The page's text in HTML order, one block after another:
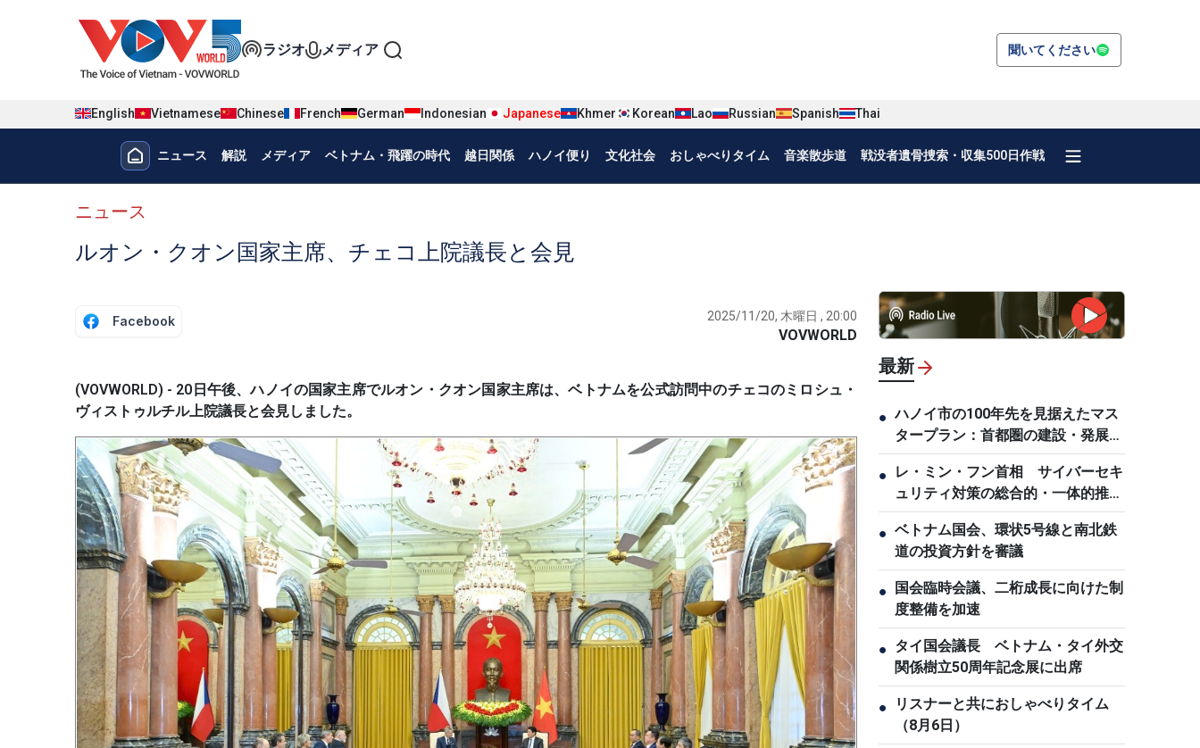
Đa phương tiện tiếng Nhật
ラジオ メディア 聞いてください
English Vietnamese Chinese French German Indonesian Japanese Khmer Korean Lao Russian Spanish Thai
Menu trang chủ tiếng nhật
ニュース 解説 メディア ベトナム・飛躍の時代 越日関係 ハノイ便り 文化社会 おしゃべりタイム 音楽散歩道 戦没者遺骨捜索・収集500日作戦
menu phụ tiếng Nhật
ニュース
ルオン・クオン国家主席、チェコ上院議長と会見
Facebook 2025/11/20, 木曜日 , 20:00
VOVWORLD
(VOVWORLD) - 20日午後、ハノイの国家主席でルオン・クオン国家主席は、ベトナムを公式訪問中のチェコのミロシュ・
ヴィストゥルチル上院議長と会見しました。
最新
● ハノイ市の100年先を見据えたマス
タープラン：首都圏の建設・発展へ
の志
●
レ・ミン・フン首相 サイバーセキ
ュリティ対策の総合的・一体的推進
を指示
● ベトナム国会、環状5号線と南北鉄
道の投資方針を審議
●
国会臨時会議、二桁成長に向けた制
度整備を加速
● タイ国会議長 ベトナム・タイ外交
関係樹立50周年記念展に出席
●
リスナーと共におしゃべりタイム
（8月6日）